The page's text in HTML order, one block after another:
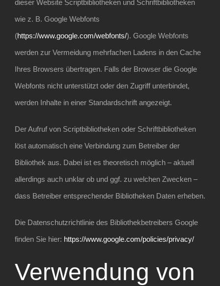
dieser Website Scriptbibliotheken und Schriftbibliotheken
wie z. B. Google Webfonts
(https://www.google.com/webfonts/). Google Webfonts
werden zur Vermeidung mehrfachen Ladens in den Cache
Ihres Browsers übertragen. Falls der Browser die Google
Webfonts nicht unterstützt oder den Zugriff unterbindet,
werden Inhalte in einer Standardschrift angezeigt.
Der Aufruf von Scriptbibliotheken oder Schriftbibliotheken
löst automatisch eine Verbindung zum Betreiber der
Bibliothek aus. Dabei ist es theoretisch möglich – aktuell
allerdings auch unklar ob und ggf. zu welchen Zwecken –
dass Betreiber entsprechender Bibliotheken Daten erheben.
Die Datenschutzrichtlinie des Bibliothekbetreibers Google
finden Sie hier: https://www.google.com/policies/privacy/
Verwendung von